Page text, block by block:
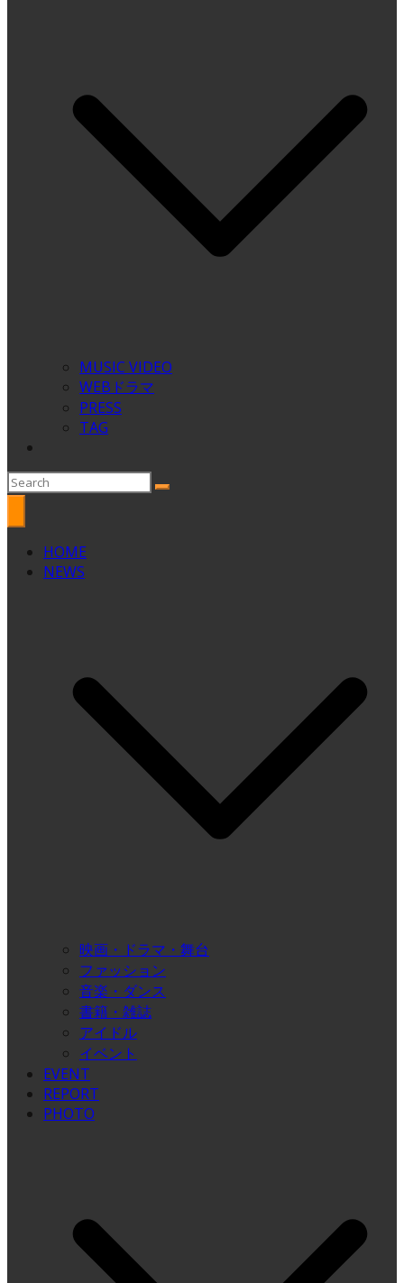
MUSIC VIDEO
WEBドラマ
PRESS
TAG
HOME
NEWS
映画・ドラマ・舞台
ファッション
音楽・ダンス
書籍・雑誌
アイドル
イベント
EVENT
REPORT
PHOTO